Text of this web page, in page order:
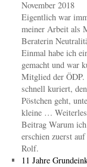
November 2018
Eigentlich war
meiner Arbeit als
Beraterin
Einmal habe ich
gemacht und war
Mitglied der ÖDP.
schnell kuriert,
Pöstchen geht,
kleine …
Beitrag Warum
erschien zuerst
Rolf.
11 Jahre